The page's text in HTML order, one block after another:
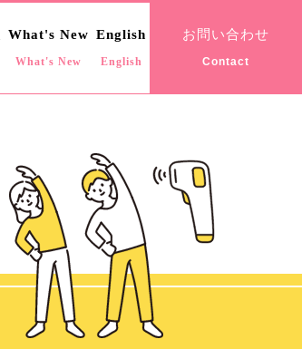
What's New
What's New
English
English
お問い合わせ
Contact